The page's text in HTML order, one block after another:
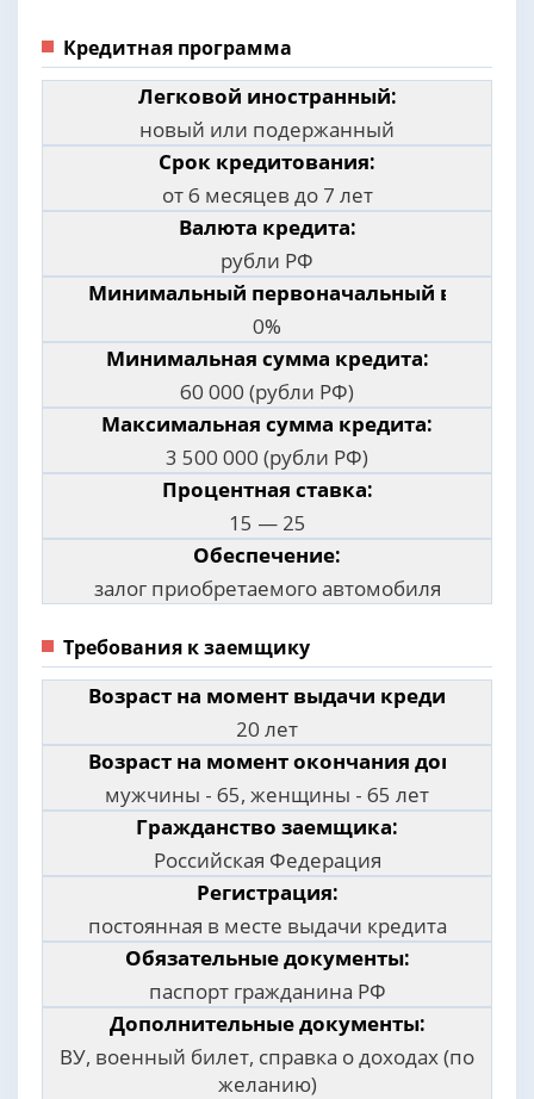
Кредитная программа
Легковой иностранный:
новый или подержанный
Срок кредитования:
от 6 месяцев до 7 лет
Валюта кредита:
рубли РФ
Минимальный первоначальный взнос:
0%
Минимальная сумма кредита:
60 000 (рубли РФ)
Максимальная сумма кредита:
3 500 000 (рубли РФ)
Процентная ставка:
15 — 25
Обеспечение:
залог приобретаемого автомобиля
Требования к заемщику
Возраст на момент выдачи кредита:
20 лет
Возраст на момент окончания договора:
мужчины - 65, женщины - 65 лет
Гражданство заемщика:
Российская Федерация
Регистрация:
постоянная в месте выдачи кредита
Обязательные документы:
паспорт гражданина РФ
Дополнительные документы:
ВУ, военный билет, справка о доходах (по
желанию)